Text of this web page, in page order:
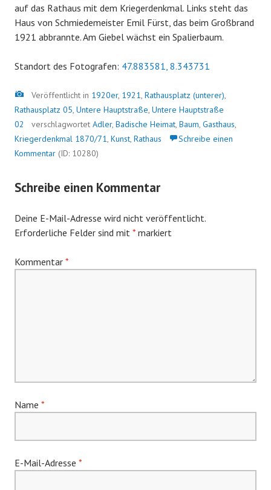
auf das Rathaus mit dem Kriegerdenkmal. Links steht das
Haus von Schmiedemeister Emil Fürst, das beim Großbrand
1921 abbrannte. Am Giebel wächst ein Spalierbaum.
Standort des Fotografen: 47.883581, 8.343731
Bild
Veröffentlicht in 1920er, 1921, Rathausplatz (unterer),
Rathausplatz 05, Untere Hauptstraße, Untere Hauptstraße
02
verschlagwortet Adler, Badische Heimat, Baum, Gasthaus,
Kriegerdenkmal 1870/71, Kunst, Rathaus
Schreibe einen
Kommentar (ID: 10280)
Schreibe einen Kommentar
Deine E-Mail-Adresse wird nicht veröffentlicht.
Erforderliche Felder sind mit * markiert
Kommentar *
Name *
E-Mail-Adresse *